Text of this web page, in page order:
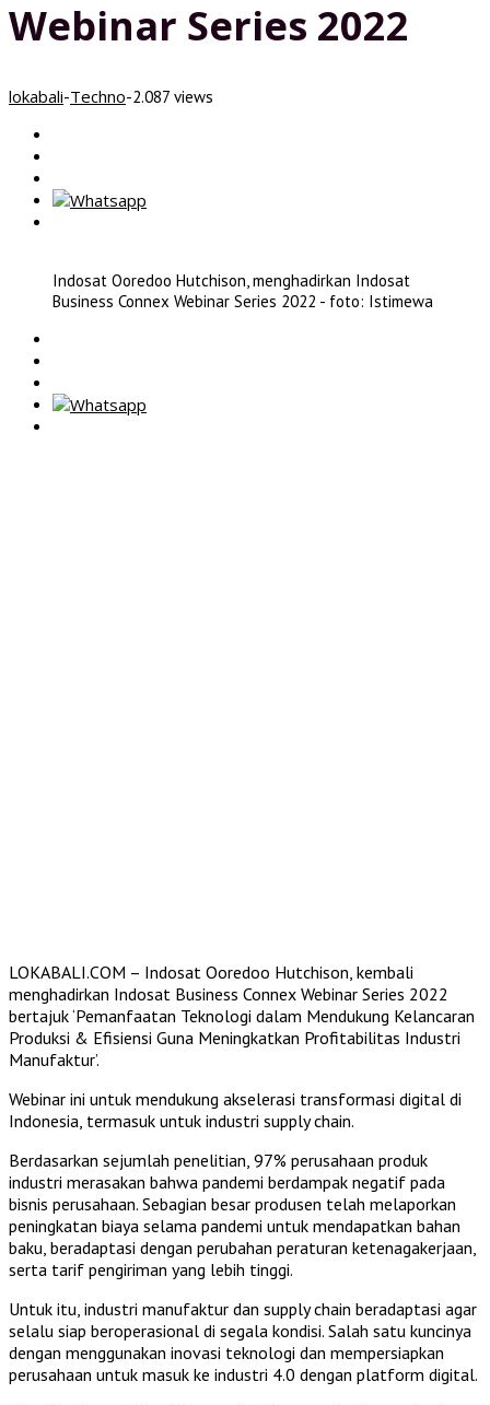
Webinar Series 2022
lokabali-Techno-2.087 views
Indosat Ooredoo Hutchison, menghadirkan Indosat
Business Connex Webinar Series 2022 - foto: Istimewa
LOKABALI.COM – Indosat Ooredoo Hutchison, kembali
menghadirkan Indosat Business Connex Webinar Series 2022
bertajuk ‘Pemanfaatan Teknologi dalam Mendukung Kelancaran
Produksi & Efisiensi Guna Meningkatkan Profitabilitas Industri
Manufaktur’.
Webinar ini untuk mendukung akselerasi transformasi digital di
Indonesia, termasuk untuk industri supply chain.
Berdasarkan sejumlah penelitian, 97% perusahaan produk
industri merasakan bahwa pandemi berdampak negatif pada
bisnis perusahaan. Sebagian besar produsen telah melaporkan
peningkatan biaya selama pandemi untuk mendapatkan bahan
baku, beradaptasi dengan perubahan peraturan ketenagakerjaan,
serta tarif pengiriman yang lebih tinggi.
Untuk itu, industri manufaktur dan supply chain beradaptasi agar
selalu siap beroperasional di segala kondisi. Salah satu kuncinya
dengan menggunakan inovasi teknologi dan mempersiapkan
perusahaan untuk masuk ke industri 4.0 dengan platform digital.